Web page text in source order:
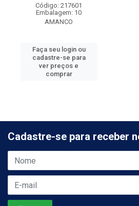
Código: 217601
Embalagem: 10
AMANCO
Faça seu login ou
cadastre-se para
ver preços e
comprar
Cadastre-se para receber